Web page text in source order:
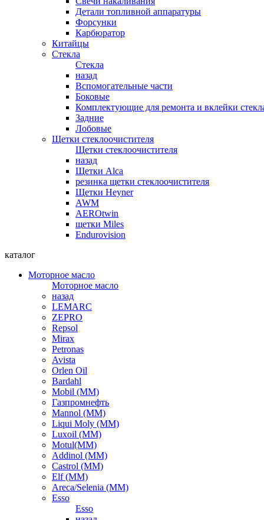
Детали топливной аппаратуры
Форсунки
Карбюратор
Китайцы
Стекла
Стекла
назад
Вспомогательные части
Боковые
Комплектующие для ремонта и вклейки
Задние
Лобовые
Щетки стеклоочистителя
Щетки стеклоочистителя
назад
Щетки Alca
резинка щетки стеклоочистителя
Щетки Heyner
AWM
AEROtwin
щетки Miles
Endurovision
каталог
Моторное масло
Моторное масло
назад
LEMARC
ZEPRO
Repsol
Mirax
Petronas
Avista
Orlen Oil
Bardahl
Mobil (ММ)
Газпромнефть
Mannol (ММ)
Liqui Moly (ММ)
Luxoil (ММ)
Motul(ММ)
Addinol (ММ)
Castrol (ММ)
Elf (ММ)
Areca/Selenia (ММ)
Esso
Esso